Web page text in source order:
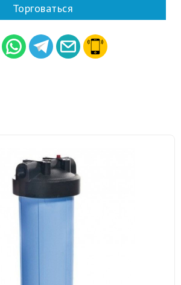
Торговаться